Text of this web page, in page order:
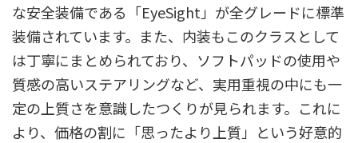
な安全装備である「EyeSight」が全グレードに標準
装備されています。また、内装もこのクラスとして
は丁寧にまとめられており、ソフトパッドの使用や
質感の高いステアリングなど、実用重視の中にも一
定の上質さを意識したつくりが見られます。これに
より、価格の割に「思ったより上質」という好意的